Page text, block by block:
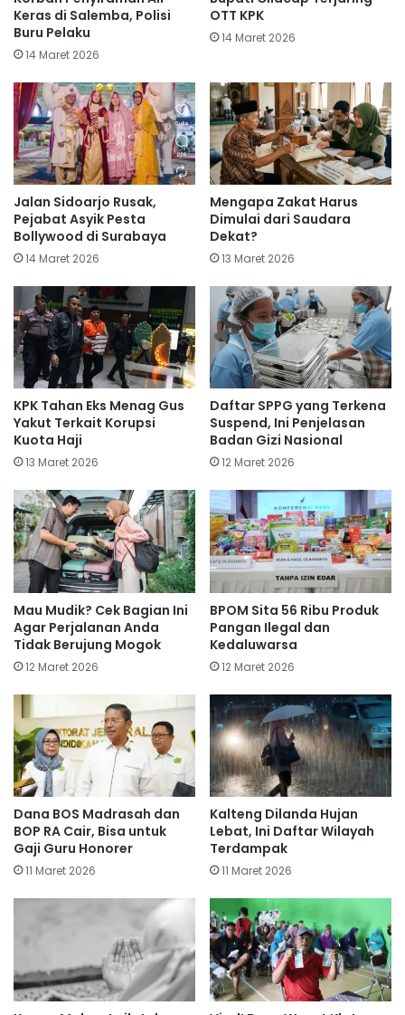
Keras di Salemba, Polisi
Buru Pelaku
14 Maret 2026
OTT KPK
14 Maret 2026
Jalan Sidoarjo Rusak,
Pejabat Asyik Pesta
Bollywood di Surabaya
14 Maret 2026
Mengapa Zakat Harus
Dimulai dari Saudara
Dekat?
13 Maret 2026
KPK Tahan Eks Menag Gus
Yakut Terkait Korupsi
Kuota Haji
13 Maret 2026
Daftar SPPG yang Terkena
Suspend, Ini Penjelasan
Badan Gizi Nasional
12 Maret 2026
Mau Mudik? Cek Bagian Ini
Agar Perjalanan Anda
Tidak Berujung Mogok
12 Maret 2026
BPOM Sita 56 Ribu Produk
Pangan Ilegal dan
Kedaluwarsa
12 Maret 2026
Dana BOS Madrasah dan
BOP RA Cair, Bisa untuk
Gaji Guru Honorer
11 Maret 2026
Kalteng Dilanda Hujan
Lebat, Ini Daftar Wilayah
Terdampak
11 Maret 2026